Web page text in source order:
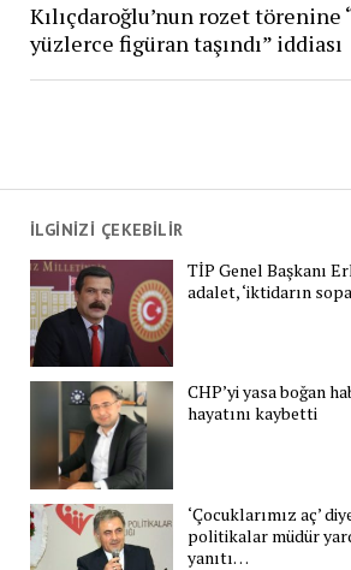
İLGİNİZİ ÇEKEBİLİR
TİP Genel Başkanı
adalet, ‘iktidarın
CHP’yi yasa boğan
hayatını kaybetti
‘Çocuklarımız aç’
politikalar müdür
yanıtı…
Kılıçdaroğlu’nun rozet törenine
yüzlerce figüran taşındı” iddiası